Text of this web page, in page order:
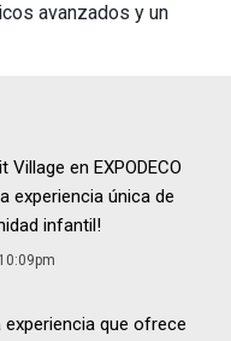
avanzados y un
Village en EXPODECO
experiencia única de
infantil!
experiencia que ofrece